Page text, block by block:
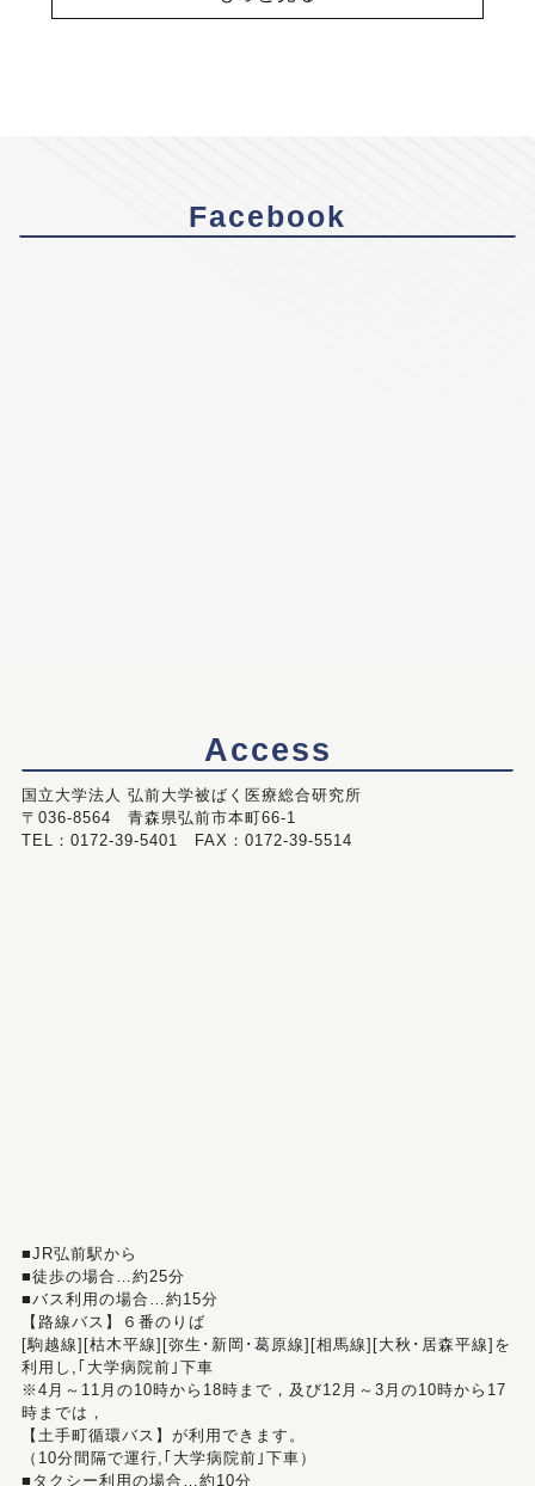
Facebook
Access
国立大学法人 弘前大学被ばく医療総合研究所
〒036-8564 青森県弘前市本町66-1
TEL：0172-39-5401 FAX：0172-39-5514
■JR弘前駅から
■徒歩の場合…約25分
■バス利用の場合…約15分
【路線バス】６番のりば
[駒越線][枯木平線][弥生･新岡･葛原線][相馬線][大秋･居森平線]を
利用し,｢大学病院前｣下車
※4月～11月の10時から18時まで，及び12月～3月の10時から17
時までは，
【土手町循環バス】が利用できます。
（10分間隔で運行,｢大学病院前｣下車）
■タクシー利用の場合…約10分